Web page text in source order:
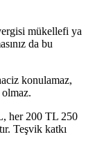
mükellefi ya
da bu
konulamaz,
her 200 TL 250
Teşvik katkı